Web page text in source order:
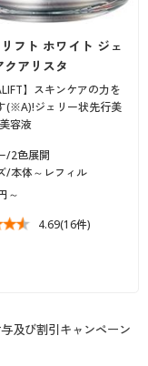
フト ホワイト ジェ
クアリスタ
】スキンケアの力を
(※A)!ジェリー状先行美
容液
/2色展開
/本体～レフィル
～
4.69(16件)
及び割引キャンペーン